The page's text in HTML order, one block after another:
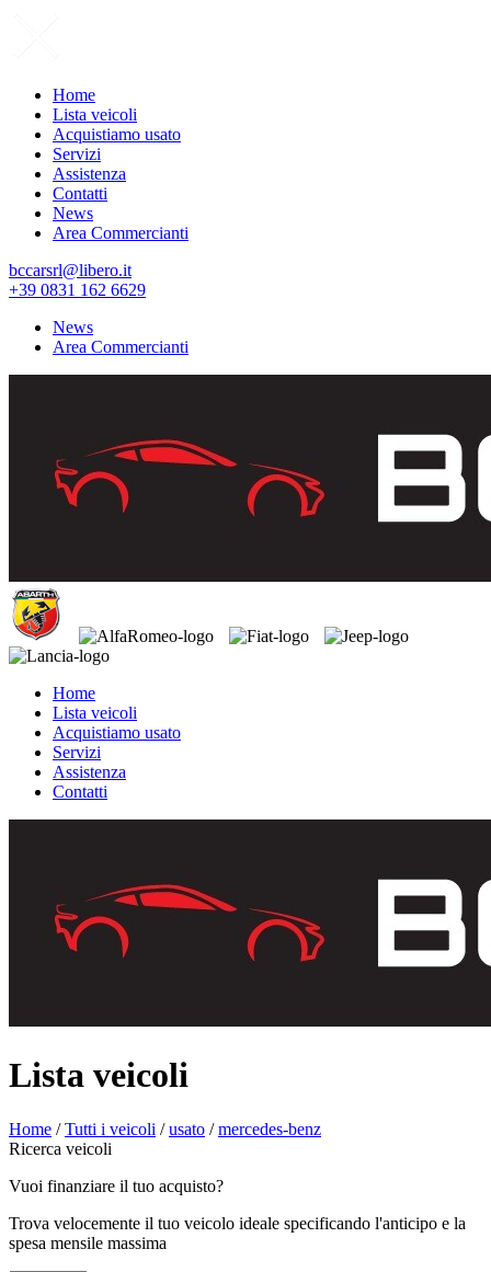
Home
Lista veicoli
Acquistiamo usato
Servizi
Assistenza
Contatti
News
Area Commercianti
bccarsrl@libero.it
+39 0831 162 6629
News
Area Commercianti
Home
Lista veicoli
Acquistiamo usato
Servizi
Assistenza
Contatti
Lista veicoli
Home /Tutti i veicoli /usato /mercedes-benz
Ricerca veicoli
Vuoi finanziare il tuo acquisto?
Trova velocemente il tuo veicolo ideale specificando l'anticipo e la
spesa mensile massima